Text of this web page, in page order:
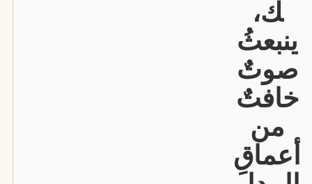
ك،
ينبعثُ
صوتٌ
خافتٌ
من
أعماقِ